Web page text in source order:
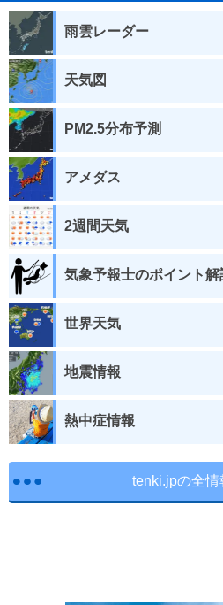
雨雲レーダー
天気図
PM2.5分布予測
アメダス
2週間天気
気象予報士のポイント解
世界天気
地震情報
熱中症情報
tenki.jpの全情